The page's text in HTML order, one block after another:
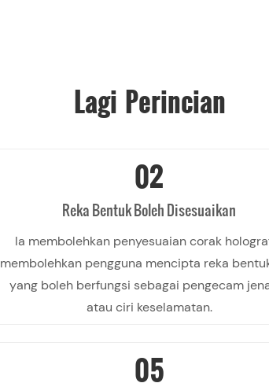
Lagi Perincian
02
Reka Bentuk Boleh Disesuaikan
Ia membolehkan penyesuaian corak
membolehkan pengguna mencipta reka
yang boleh berfungsi sebagai pengecam
atau ciri keselamatan.
05